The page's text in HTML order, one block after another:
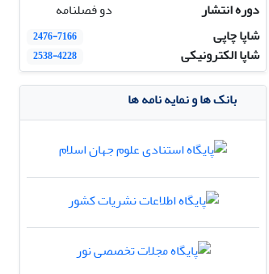
دوره انتشار
دو فصلنامه
شاپا چاپی
2476-7166
شاپا الکترونیکی 2538-4228
بانک ها و نمایه نامه ها